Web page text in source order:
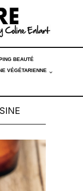
BEAUTÉ
VÉGÉTARIENNE